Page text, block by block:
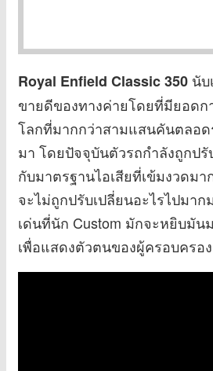
Royal Enfield Classic 350 นับ
ขายดีของทางค่ายโดยที่มียอดก
โลกที่มากกว่าสามแสนคันตลอด
มา โดยปัจจุบันตัวรถกำลังถูกป
กับมาตรฐานไอเสียที่เข้มงวดม
จะไม่ถูกปรับเปลี่ยนอะไรไปมา
เด่นที่นัก Custom มักจะหยิบมัน
เพื่อแสดงตัวตนของผู้ครอบครอง